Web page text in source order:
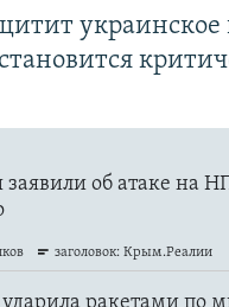
украинское